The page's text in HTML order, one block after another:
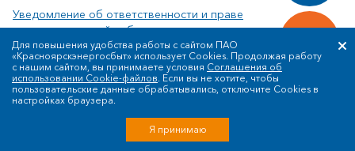
Уведомление об ответственности и праве
интеллектуальной собственности
Политика ПАО «Красноярскэнергосбыт» в отношении
обработки персональных данных
Для повышения удобства работы с сайтом ПАО
«Красноярскэнергосбыт» использует Cookies. Продолжая работу
с нашим сайтом, вы принимаете условия Соглашения об
использовании Cookie-файлов. Если вы не хотите, чтобы
пользовательские данные обрабатывались, отключите Cookies в
настройках браузера.
Я принимаю